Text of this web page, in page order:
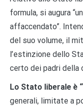
formula, si augura
affaccendato”.
del suo volume, il
l’estinzione dello
certo dei padri della
Lo Stato liberale è
generali, limitate a